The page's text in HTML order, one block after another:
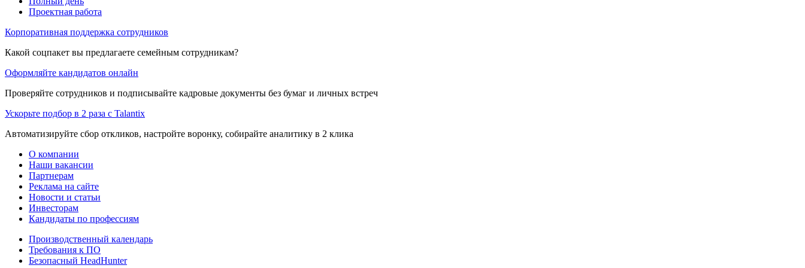
Проектная работа
Корпоративная поддержка сотрудников
Какой соцпакет вы предлагаете семейным сотрудникам?
Оформляйте кандидатов онлайн
Проверяйте сотрудников и подписывайте кадровые документы без бумаг и личных встреч
Ускорьте подбор в 2 раза с Talantix
Автоматизируйте сбор откликов, настройте воронку, собирайте аналитику в 2 клика
О компании
Наши вакансии
Партнерам
Реклама на сайте
Новости и статьи
Инвесторам
Кандидаты по профессиям
Производственный календарь
Требования к ПО
Безопасный HeadHunter